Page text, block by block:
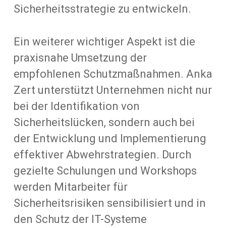
Sicherheitsstrategie zu entwickeln.
Ein weiterer wichtiger Aspekt ist die
praxisnahe Umsetzung der
empfohlenen Schutzmaßnahmen. Anka
Zert unterstützt Unternehmen nicht nur
bei der Identifikation von
Sicherheitslücken, sondern auch bei
der Entwicklung und Implementierung
effektiver Abwehrstrategien. Durch
gezielte Schulungen und Workshops
werden Mitarbeiter für
Sicherheitsrisiken sensibilisiert und in
den Schutz der IT-Systeme